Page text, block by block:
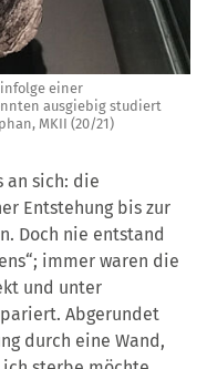
einer
ausgiebig studiert
MKII (20/21)
an sich: die
Entstehung bis zur
Doch nie entstand
immer waren die
und unter
Abgerundet
durch eine Wand,